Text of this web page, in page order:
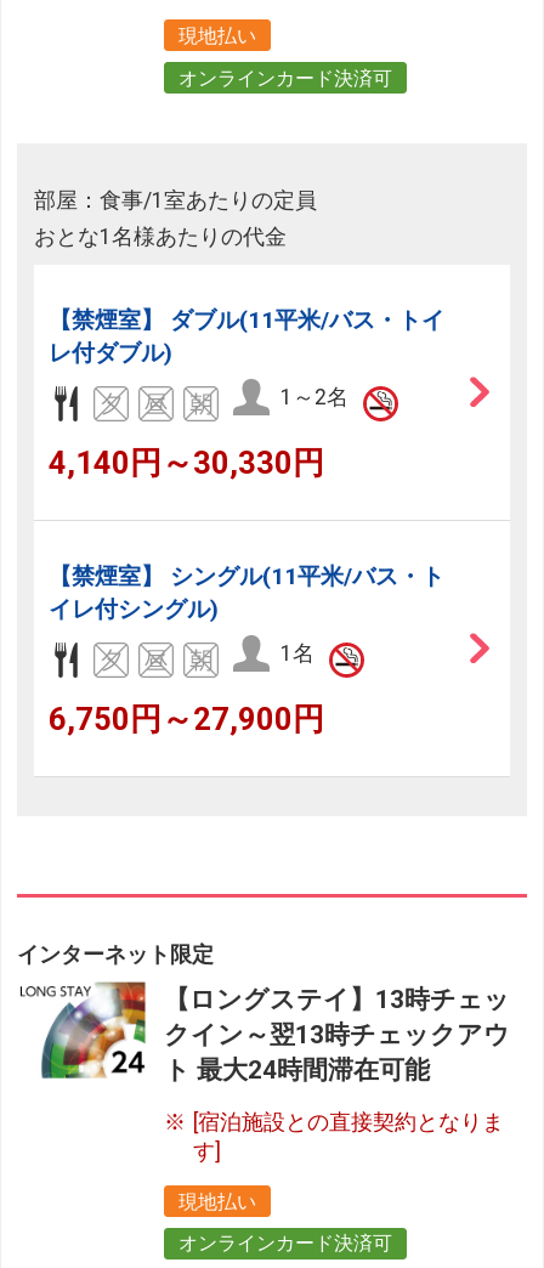
現地払い
オンラインカード決済可
部屋：食事/1室あたりの定員
おとな1名様あたりの代金
【禁煙室】 ダブル(11平米/バス・トイ
レ付ダブル)
1～2名
4,140円～30,330円
【禁煙室】 シングル(11平米/バス・ト
イレ付シングル)
1名
6,750円～27,900円
インターネット限定
【ロングステイ】13時チェッ
クイン～翌13時チェックアウ
ト 最大24時間滞在可能
[宿泊施設との直接契約となりま
す]
現地払い
オンラインカード決済可